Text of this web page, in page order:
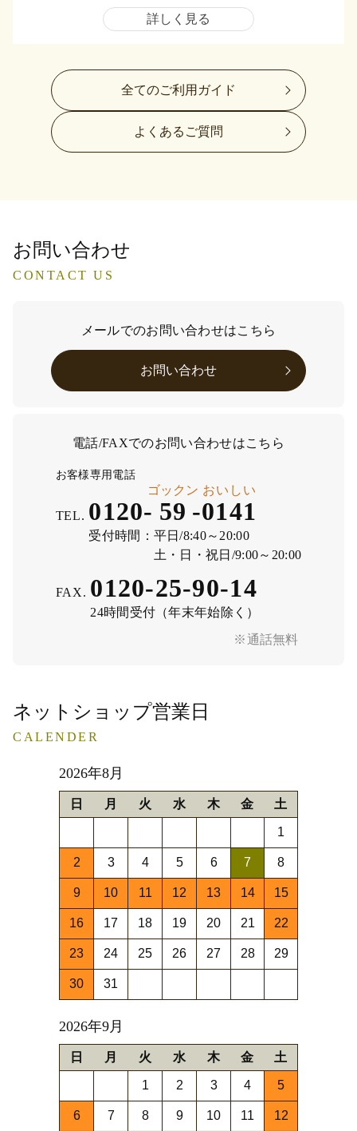
詳しく見る
全てのご利用ガイド
よくあるご質問
お問い合わせ
CONTACT US
メールでのお問い合わせはこちら
お問い合わせ
電話/FAXでのお問い合わせはこちら
※通話無料
お客様専用電話
TEL. 0120- 59
ゴックン
-0141
おいしい
受付時間： 平日/8:40～20:00
土・日・祝日/9:00～20:00
FAX. 0120-25-90-14
24時間受付（年末年始除く）
ネットショップ営業日
CALENDER
2026年8月
日 月 火 水 木 金 土
1
2 3 4 5 6 7 8
9 10 11 12 13 14 15
16 17 18 19 20 21 22
23 24 25 26 27 28 29
30 31
2026年9月
日 月 火 水 木 金 土
1 2 3 4 5
6 7 8 9 10 11 12